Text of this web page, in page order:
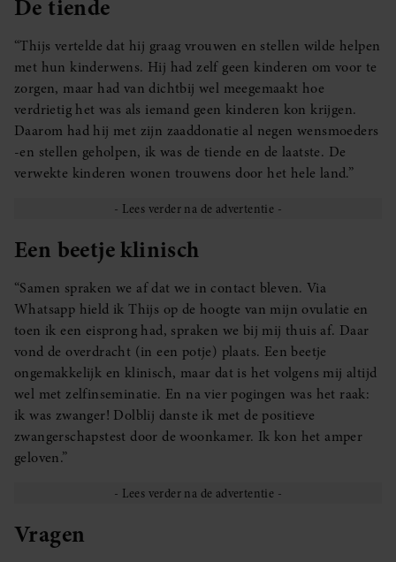
De tiende
“Thijs vertelde dat hij graag vrouwen en stellen wilde helpen
met hun kinderwens. Hij had zelf geen kinderen om voor te
zorgen, maar had van dichtbij wel meegemaakt hoe
verdrietig het was als iemand geen kinderen kon krijgen.
Daarom had hij met zijn zaaddonatie al negen wensmoeders
-en stellen geholpen, ik was de tiende en de laatste. De
verwekte kinderen wonen trouwens door het hele land.”
Een beetje klinisch
“Samen spraken we af dat we in contact bleven. Via
Whatsapp hield ik Thijs op de hoogte van mijn ovulatie en
toen ik een eisprong had, spraken we bij mij thuis af. Daar
vond de overdracht (in een potje) plaats. Een beetje
ongemakkelijk en klinisch, maar dat is het volgens mij altijd
wel met zelfinseminatie. En na vier pogingen was het raak:
ik was zwanger! Dolblij danste ik met de positieve
zwangerschapstest door de woonkamer. Ik kon het amper
geloven.”
Vragen